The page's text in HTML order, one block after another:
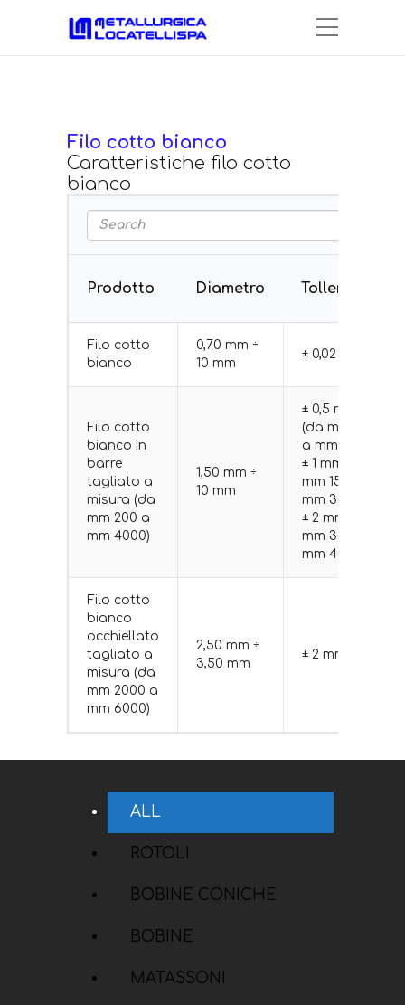
Filo cotto bianco
Caratteristiche filo cotto
bianco
Prodotto Diametro Tolleranza
Filo cotto
bianco
0,70 mm ÷
10 mm
± 0,02 mm
Filo cotto
bianco in
barre
tagliato a
misura (da
mm 200 a
mm 4000)
1,50 mm ÷
10 mm
± 0,5 mm
(da mm 200
a mm 1500)
± 1 mm (da
mm 1501 a
mm 3000)
± 2 mm (da
mm 3001 a
mm 4000)
Filo cotto
bianco
occhiellato
tagliato a
misura (da
mm 2000 a
mm 6000)
2,50 mm ÷
3,50 mm
± 2 mm
ALL
ROTOLI
BOBINE CONICHE
BOBINE
MATASSONI